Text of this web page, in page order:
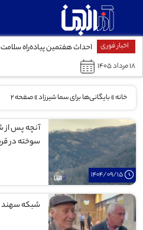
اخبار فوریاست احداث هفتمین پیاده‌راه سلامت‌محور
۱۸ مرداد ۱۴۰۵
خانه»بایگانی‌ها برای سما شیرزاد»صفحه 2
1404/09/15
آنچه پس
سوخته در
شبکه